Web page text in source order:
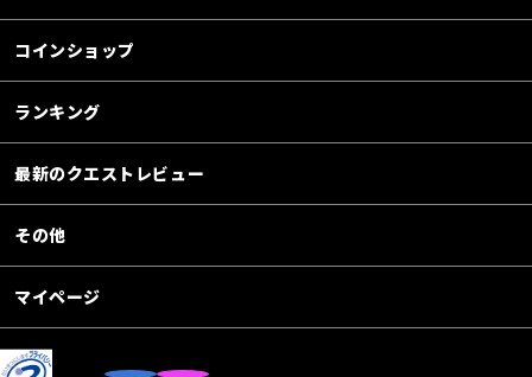
コインショップ
ランキング
最新のクエストレビュー
その他
マイページ